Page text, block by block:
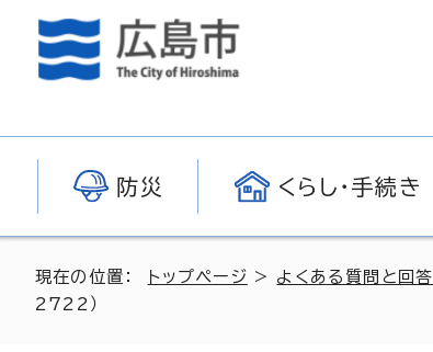
防災 くらし・手続き
現在の位置： トップページ > よくある質問と回答
2722）